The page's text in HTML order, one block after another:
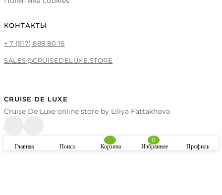
КОНТАКТЫ
+ 7 (917) 888 80 16
SALES@CRUISEDELUXE.STORE
CRUISE DE LUXE
Cruise De Luxe online store by Liliya Fattakhova
Главная Поиск Корзина
0
Избранное Профиль